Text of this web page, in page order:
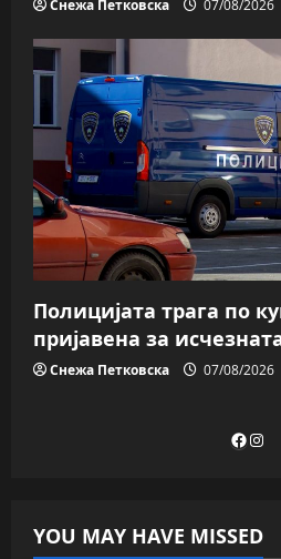
Снежа Петковска 07/08/2026
Полицијата трага пo
пријавена за
Снежа Петковска 07/08/2026
YOU MAY HAVE MISSED